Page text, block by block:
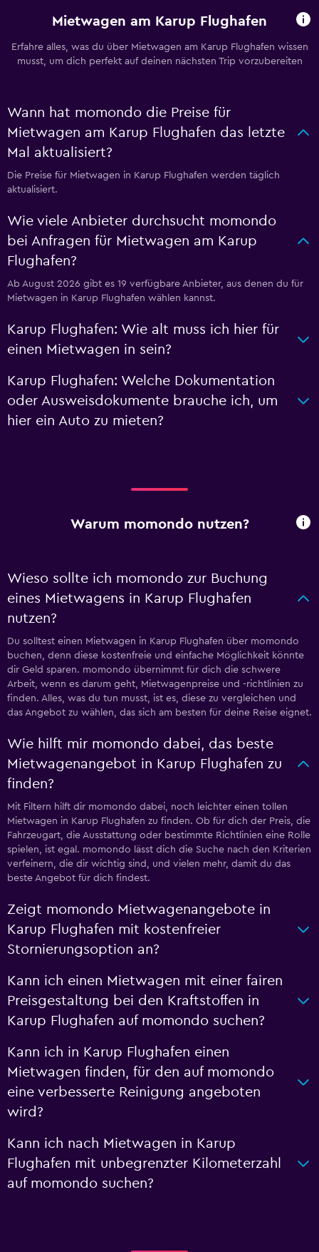
Mietwagen am Karup Flughafen
Erfahre alles, was du über Mietwagen am Karup Flughafen wissen
musst, um dich perfekt auf deinen nächsten Trip vorzubereiten
Wann hat momondo die Preise für
Mietwagen am Karup Flughafen das letzte
Mal aktualisiert?
Die Preise für Mietwagen in Karup Flughafen werden täglich
aktualisiert.
Wie viele Anbieter durchsucht momondo
bei Anfragen für Mietwagen am Karup
Flughafen?
Ab August 2026 gibt es 19 verfügbare Anbieter, aus denen du für
Mietwagen in Karup Flughafen wählen kannst.
Karup Flughafen: Wie alt muss ich hier für
einen Mietwagen in sein?
Karup Flughafen: Welche Dokumentation
oder Ausweisdokumente brauche ich, um
hier ein Auto zu mieten?
Warum momondo nutzen?
Wieso sollte ich momondo zur Buchung
eines Mietwagens in Karup Flughafen
nutzen?
Du solltest einen Mietwagen in Karup Flughafen über momondo
buchen, denn diese kostenfreie und einfache Möglichkeit könnte
dir Geld sparen. momondo übernimmt für dich die schwere
Arbeit, wenn es darum geht, Mietwagenpreise und -richtlinien zu
finden. Alles, was du tun musst, ist es, diese zu vergleichen und
das Angebot zu wählen, das sich am besten für deine Reise eignet.
Wie hilft mir momondo dabei, das beste
Mietwagenangebot in Karup Flughafen zu
finden?
Mit Filtern hilft dir momondo dabei, noch leichter einen tollen
Mietwagen in Karup Flughafen zu finden. Ob für dich der Preis, die
Fahrzeugart, die Ausstattung oder bestimmte Richtlinien eine Rolle
spielen, ist egal. momondo lässt dich die Suche nach den Kriterien
verfeinern, die dir wichtig sind, und vielen mehr, damit du das
beste Angebot für dich findest.
Zeigt momondo Mietwagenangebote in
Karup Flughafen mit kostenfreier
Stornierungsoption an?
Kann ich einen Mietwagen mit einer fairen
Preisgestaltung bei den Kraftstoffen in
Karup Flughafen auf momondo suchen?
Kann ich in Karup Flughafen einen
Mietwagen finden, für den auf momondo
eine verbesserte Reinigung angeboten
wird?
Kann ich nach Mietwagen in Karup
Flughafen mit unbegrenzter Kilometerzahl
auf momondo suchen?